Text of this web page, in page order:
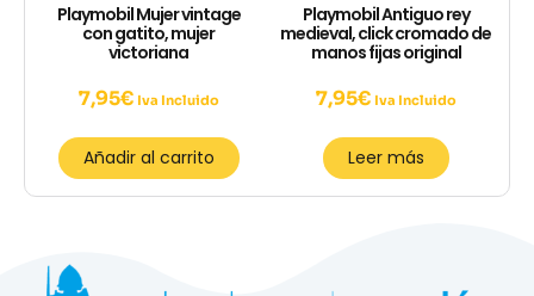
Playmobil Mujer vintage
con gatito, mujer
victoriana
7,95€ Iva Incluido
Añadir al carrito
Playmobil Antiguo rey
medieval, click cromado de
manos fijas original
7,95€ Iva Incluido
Leer más